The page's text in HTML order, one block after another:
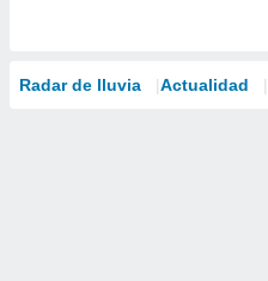
Radar de lluvia Actualidad